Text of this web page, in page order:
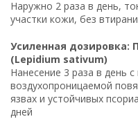
Наружно 2 раза в день,
участки кожи, без
Усиленная дозировка:
(Lepidium sativum)
Нанесение 3 раза в день
воздухопроницаемой
язвах и устойчивых
дней